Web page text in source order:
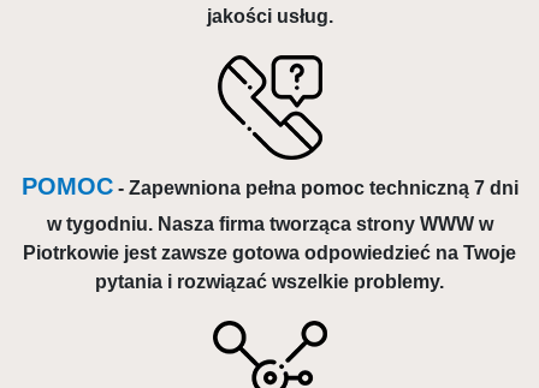
jakości usług.
POMOC- Zapewniona pełna pomoc techniczną 7 dni
w tygodniu. Nasza firma tworząca strony WWW w
Piotrkowie jest zawsze gotowa odpowiedzieć na Twoje
pytania i rozwiązać wszelkie problemy.